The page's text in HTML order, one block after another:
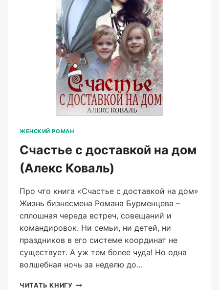
ЖЕНСКИЙ РОМАН
Счастье с доставкой на дом
(Алекс Коваль)
Про что книга «Счастье с доставкой на дом»
Жизнь бизнесмена Романа Бурменцева –
сплошная череда встреч, совещаний и
командировок. Ни семьи, ни детей, ни
праздников в его системе координат не
существует. А уж тем более чуда! Но одна
волшебная ночь за неделю до…
ЧИТАТЬ КНИГУ СЧАСТЬЕ